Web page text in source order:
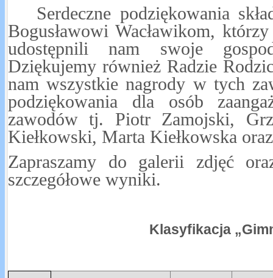
Serdeczne podziękowania
Bogusławowi Wacławikom,
udostępnili nam swoje
Dziękujemy również Radzie
nam wszystkie nagrody w tych
podziękowania dla osób
zawodów tj. Piotr Zamojski,
Kiełkowski, Marta Kiełkowska
Zapraszamy do galerii zdjęć
szczegółowe wyniki.
Klasyfikacja